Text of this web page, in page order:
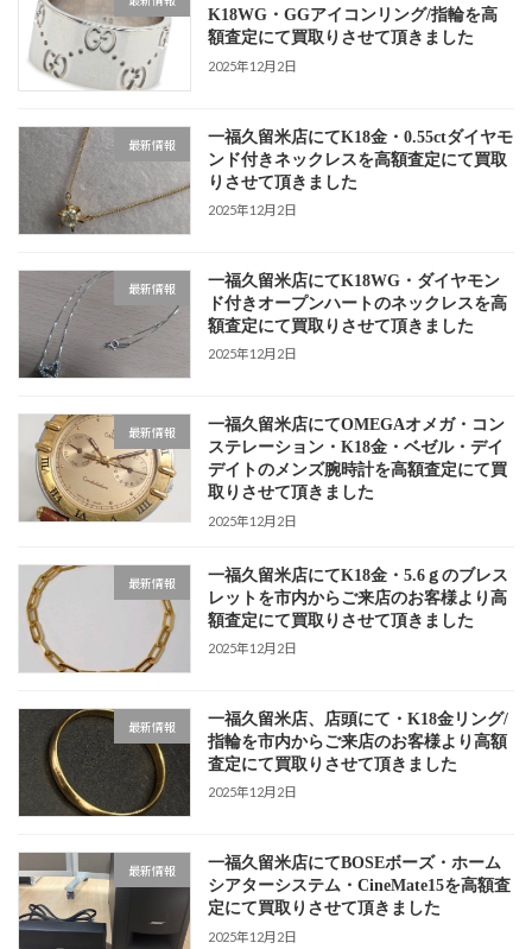
K18WG・GGアイコンリング/指輪を高
額査定にて買取りさせて頂きました
2025年12月2日
最新情報
一福久留米店にてK18金・0.55ctダイヤモ
ンド付きネックレスを高額査定にて買取
りさせて頂きました
2025年12月2日
最新情報
一福久留米店にてK18WG・ダイヤモン
ド付きオープンハートのネックレスを高
額査定にて買取りさせて頂きました
2025年12月2日
最新情報
一福久留米店にてOMEGAオメガ・コン
ステレーション・K18金・ベゼル・デイ
デイトのメンズ腕時計を高額査定にて買
取りさせて頂きました
2025年12月2日
最新情報
一福久留米店にてK18金・5.6ｇのブレス
レットを市内からご来店のお客様より高
額査定にて買取りさせて頂きました
2025年12月2日
最新情報
一福久留米店、店頭にて・K18金リング/
指輪を市内からご来店のお客様より高額
査定にて買取りさせて頂きました
2025年12月2日
最新情報
一福久留米店にてBOSEボーズ・ホーム
シアターシステム・CineMate15を高額査
定にて買取りさせて頂きました
2025年12月2日